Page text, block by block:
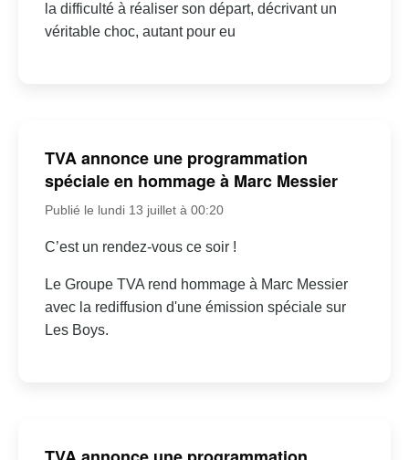
la difficulté à réaliser son départ, décrivant un
véritable choc, autant pour eu
TVA annonce une programmation
spéciale en hommage à Marc Messier
Publié le lundi 13 juillet à 00:20
C’est un rendez-vous ce soir !
Le Groupe TVA rend hommage à Marc Messier
avec la rediffusion d'une émission spéciale sur
Les Boys.